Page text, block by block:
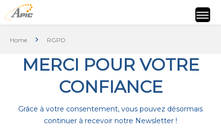
Home RGPD
MERCI POUR VOTRE
CONFIANCE
Grâce à votre consentement, vous pouvez désormais
continuer à recevoir notre Newsletter !